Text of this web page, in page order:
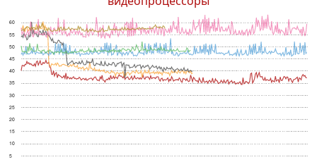
5
10
15
20
25
30
35
40
45
50
55
60